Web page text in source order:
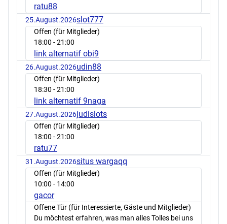
ratu88
25.August.2026slot777
Offen (für Mitglieder)
18:00 - 21:00
link alternatif obi9
26.August.2026udin88
Offen (für Mitglieder)
18:30 - 21:00
link alternatif 9naga
27.August.2026judislots
Offen (für Mitglieder)
18:00 - 21:00
ratu77
31.August.2026situs wargaqq
Offen (für Mitglieder)
10:00 - 14:00
gacor
Offene Tür (für Interessierte, Gäste und Mitglieder)
Du möchtest erfahren, was man alles Tolles bei uns